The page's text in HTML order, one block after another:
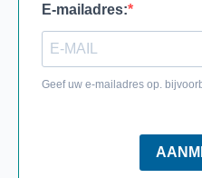
E-mailadres:
Geef uw e-mailadres op.